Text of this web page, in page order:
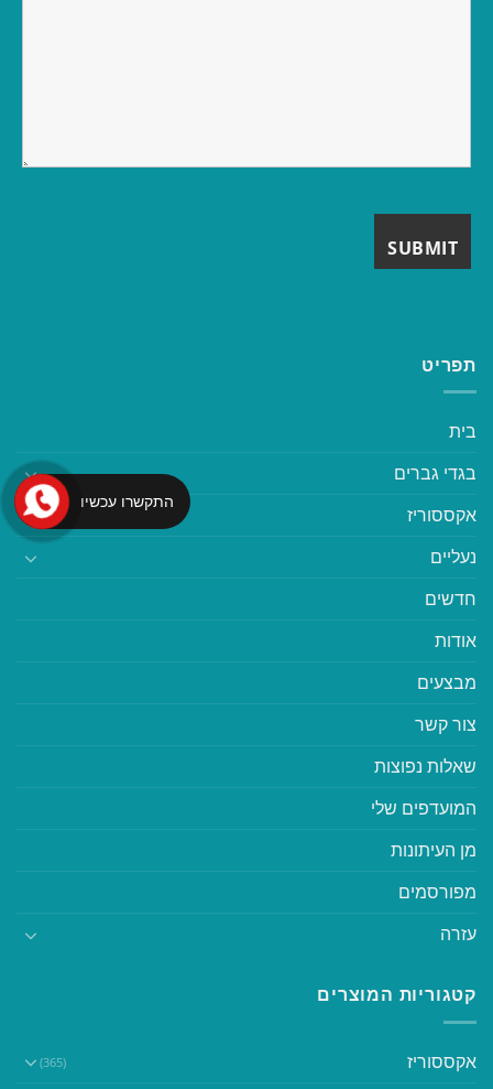
תפריט
בית
בגדי גברים
אקססוריז
נעליים
חדשים
אודות
מבצעים
צור קשר
שאלות נפוצות
המועדפים שלי
מן העיתונות
מפורסמים
עזרה
קטגוריות המוצרים
אקססוריז (365)
התקשרו עכשיו